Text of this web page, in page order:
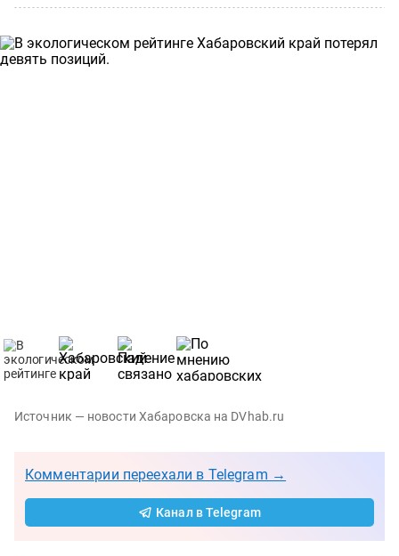
Источник — новости Хабаровска на DVhab.ru
Комментарии переехали в Telegram →
Канал в Telegram